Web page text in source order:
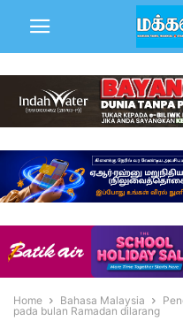
Home Bahasa Malaysia
pada bulan Ramadan dilarang